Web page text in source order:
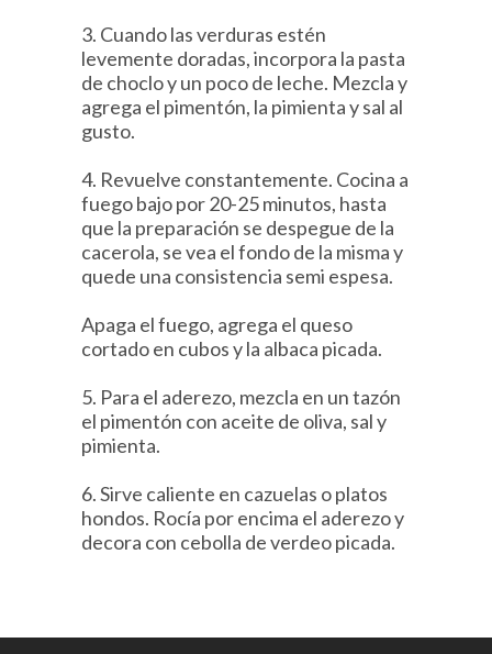
3. Cuando las verduras estén
levemente doradas, incorpora la pasta
de choclo y un poco de leche. Mezcla y
agrega el pimentón, la pimienta y sal al
gusto.
4. Revuelve constantemente. Cocina a
fuego bajo por 20-25 minutos, hasta
que la preparación se despegue de la
cacerola, se vea el fondo de la misma y
quede una consistencia semi espesa.
Apaga el fuego, agrega el queso
cortado en cubos y la albaca picada.
5. Para el aderezo, mezcla en un tazón
el pimentón con aceite de oliva, sal y
pimienta.
6. Sirve caliente en cazuelas o platos
hondos. Rocía por encima el aderezo y
decora con cebolla de verdeo picada.